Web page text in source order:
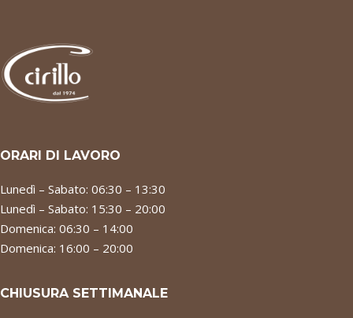
ORARI DI LAVORO
Lunedì – Sabato: 06:30 – 13:30
Lunedì – Sabato: 15:30 – 20:00
Domenica: 06:30 – 14:00
Domenica: 16:00 – 20:00
CHIUSURA SETTIMANALE